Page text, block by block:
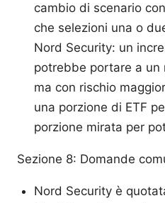
cambio di scenario
che selezioni una o
Nord Security: un
potrebbe portare a un
ma con rischio
una porzione di ETF
porzione mirata per
Sezione 8: Domande
Nord Security è